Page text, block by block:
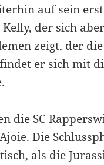
auf sein
der sich
zeigt, der
er sich mit
die SC
Die
als die